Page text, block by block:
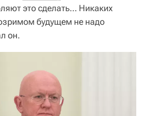
это сделать… Никаких
будущем не надо
он.